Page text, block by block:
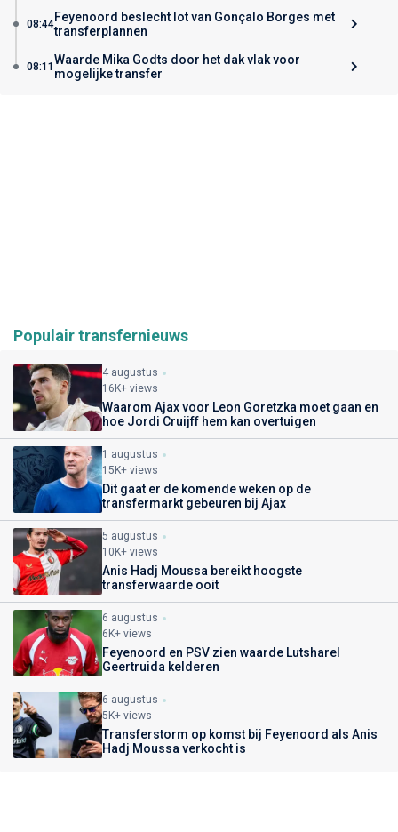
08:44Feyenoord beslecht lot van Gonçalo Borges met
transferplannen
08:11Waarde Mika Godts door het dak vlak voor
mogelijke transfer
Populair transfernieuws
4 augustus
16K+ views
Waarom Ajax voor Leon Goretzka moet gaan en
hoe Jordi Cruijff hem kan overtuigen
1 augustus
15K+ views
Dit gaat er de komende weken op de
transfermarkt gebeuren bij Ajax
5 augustus
10K+ views
Anis Hadj Moussa bereikt hoogste
transferwaarde ooit
6 augustus
6K+ views
Feyenoord en PSV zien waarde Lutsharel
Geertruida kelderen
6 augustus
5K+ views
Transferstorm op komst bij Feyenoord als Anis
Hadj Moussa verkocht is